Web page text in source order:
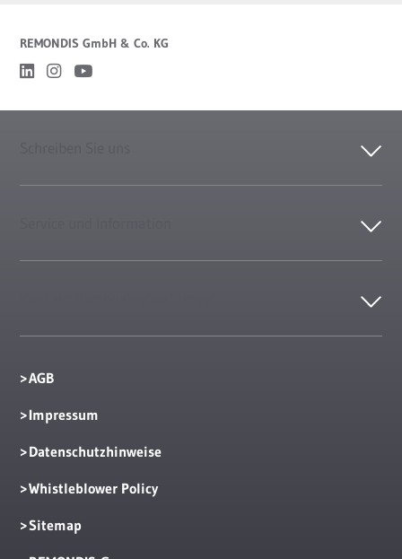
REMONDIS GmbH & Co. KG
AGB
Impressum
Datenschutzhinweise
Whistleblower Policy
Sitemap